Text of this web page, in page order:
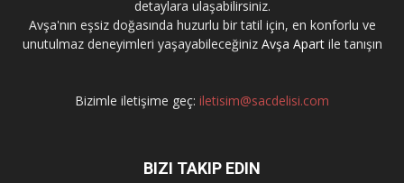
detaylara ulaşabilirsiniz.
Avşa'nın eşsiz doğasında huzurlu bir tatil için, en konforlu ve
unutulmaz deneyimleri yaşayabileceğiniz Avşa Apartile tanışın
Bizimle iletişime geç: iletisim@sacdelisi.com
BIZI TAKIP EDIN